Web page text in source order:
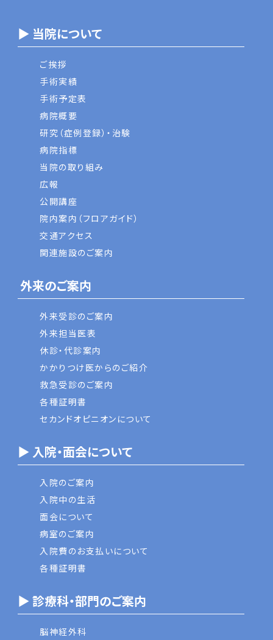
▶ 当院について
ご挨拶
手術実績
手術予定表
病院概要
研究（症例登録）・治験
病院指標
当院の取り組み
広報
公開講座
院内案内（フロアガイド）
交通アクセス
関連施設のご案内
外来のご案内
外来受診のご案内
外来担当医表
休診・代診案内
かかりつけ医からのご紹介
救急受診のご案内
各種証明書
セカンドオピニオンについて
▶ 入院・面会について
入院のご案内
入院中の生活
面会について
病室のご案内
入院費のお支払いについて
各種証明書
▶ 診療科・部門のご案内
脳神経外科